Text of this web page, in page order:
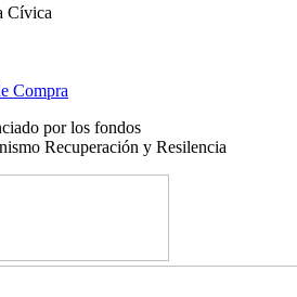
Cívica
Compra
por los fondos
Recuperación y Resilencia